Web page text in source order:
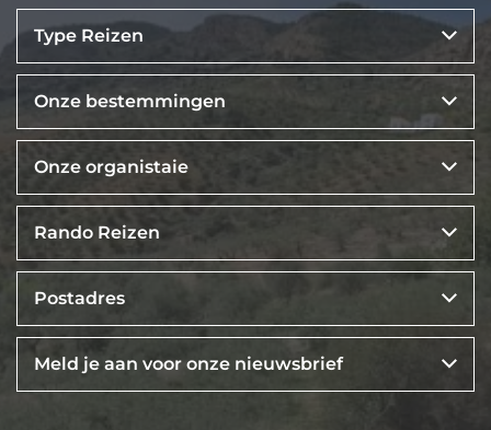
Type Reizen
Onze bestemmingen
Onze organistaie
Rando Reizen
Postadres
Meld je aan voor onze nieuwsbrief